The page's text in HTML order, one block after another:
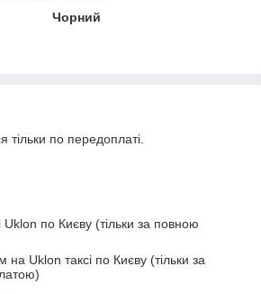
Чорний
тільки по передоплаті.
Uklon по Києву (тільки за повною
на Uklon таксі по Києву (тільки за